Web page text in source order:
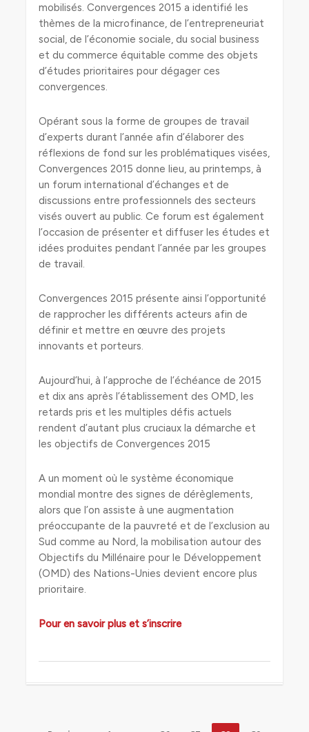
mobilisés. Convergences 2015 a identifié les
thèmes de la microfinance, de l’entrepreneuriat
social, de l’économie sociale, du social business
et du commerce équitable comme des objets
d’études prioritaires pour dégager ces
convergences.
Opérant sous la forme de groupes de travail
d’experts durant l’année afin d’élaborer des
réflexions de fond sur les problématiques visées,
Convergences 2015 donne lieu, au printemps, à
un forum international d’échanges et de
discussions entre professionnels des secteurs
visés ouvert au public. Ce forum est également
l’occasion de présenter et diffuser les études et
idées produites pendant l’année par les groupes
de travail.
Convergences 2015 présente ainsi l’opportunité
de rapprocher les différents acteurs afin de
définir et mettre en œuvre des projets
innovants et porteurs.
Aujourd’hui, à l’approche de l’échéance de 2015
et dix ans après l’établissement des OMD, les
retards pris et les multiples défis actuels
rendent d’autant plus cruciaux la démarche et
les objectifs de Convergences 2015
A un moment où le système économique
mondial montre des signes de dérèglements,
alors que l’on assiste à une augmentation
préoccupante de la pauvreté et de l’exclusion au
Sud comme au Nord, la mobilisation autour des
Objectifs du Millénaire pour le Développement
(OMD) des Nations-Unies devient encore plus
prioritaire.
Pour en savoir plus et s’inscrire